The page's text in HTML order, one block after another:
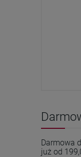
Darmowa
już od